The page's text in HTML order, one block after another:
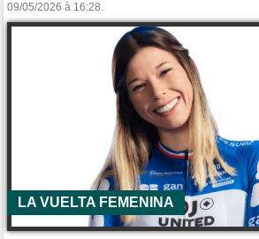
09/05/2026 à 16:28.
LA VUELTA FEMENINA